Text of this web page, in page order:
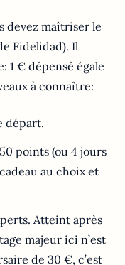
devez maîtriser le
Fidelidad). Il
1 € dépensé égale
à connaître:
départ.
points (ou 4 jours
au choix et
Atteint après
majeur ici n’est
de 30 €, c’est